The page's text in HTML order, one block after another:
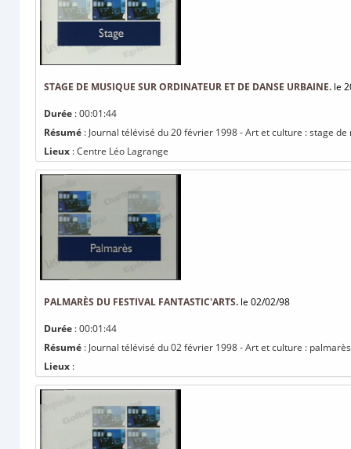
STAGE DE MUSIQUE SUR ORDINATEUR ET DE DANSE URBAINE. le
Durée : 00:01:44
Résumé : Journal télévisé du 20 février 1998 - Art et culture : stage
Lieux : Centre Léo Lagrange
PALMARÈS DU FESTIVAL FANTASTIC'ARTS. le 02/02/98
Durée : 00:01:44
Résumé : Journal télévisé du 02 février 1998 - Art et culture :
Lieux :